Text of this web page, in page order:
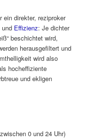
ein direkter, reziproker
Effizienz: Je dichter
beschichtet wird,
herausgefiltert und
wird also
hocheffiziente
und ekligen
0 und 24 Uhr)